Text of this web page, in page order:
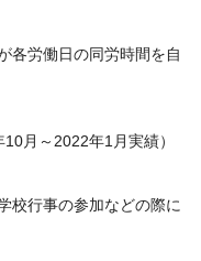
各労働日の同労時間を自
月～2022年1月実績）
校行事の参加などの際に